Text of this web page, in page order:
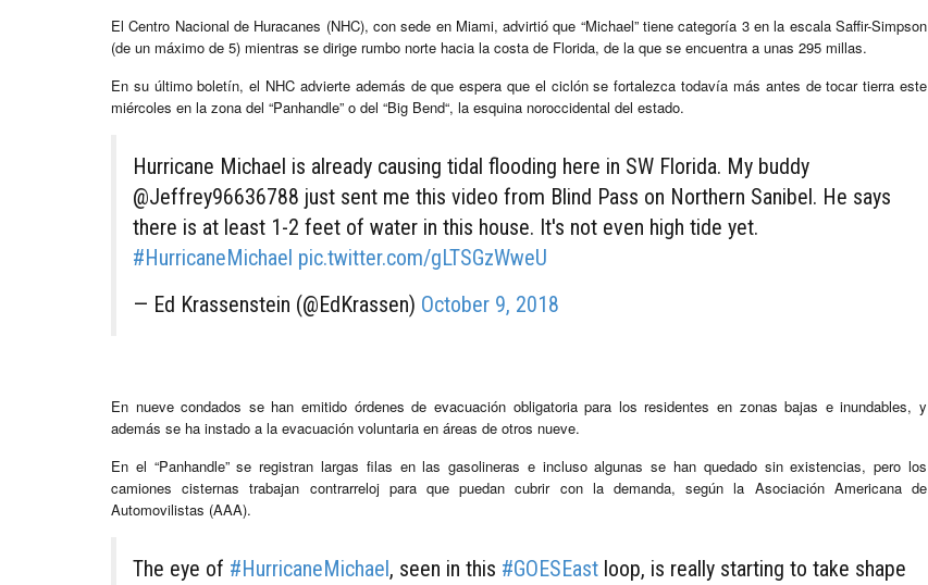
El Centro Nacional de Huracanes (NHC), con sede en Miami, advirtió que “Michael” tiene categoría 3 en la escala Saffir-Simpson
(de un máximo de 5) mientras se dirige rumbo norte hacia la costa de Florida, de la que se encuentra a unas 295 millas.
En su último boletín, el NHC advierte además de que espera que el ciclón se fortalezca todavía más antes de tocar tierra este
miércoles en la zona del “Panhandle” o del “Big Bend“, la esquina noroccidental del estado.
Hurricane Michael is already causing tidal flooding here in SW Florida. My buddy
@Jeffrey96636788 just sent me this video from Blind Pass on Northern Sanibel. He says
there is at least 1-2 feet of water in this house. It's not even high tide yet.
#HurricaneMichael pic.twitter.com/gLTSGzWweU
— Ed Krassenstein (@EdKrassen) October 9, 2018
En nueve condados se han emitido órdenes de evacuación obligatoria para los residentes en zonas bajas e inundables, y
además se ha instado a la evacuación voluntaria en áreas de otros nueve.
En el “Panhandle” se registran largas filas en las gasolineras e incluso algunas se han quedado sin existencias, pero los
camiones cisternas trabajan contrarreloj para que puedan cubrir con la demanda, según la Asociación Americana de
Automovilistas (AAA).
The eye of #HurricaneMichael, seen in this #GOESEast loop, is really starting to take shape